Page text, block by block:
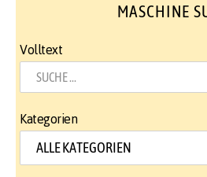
MASCHINE
Volltext
Kategorien